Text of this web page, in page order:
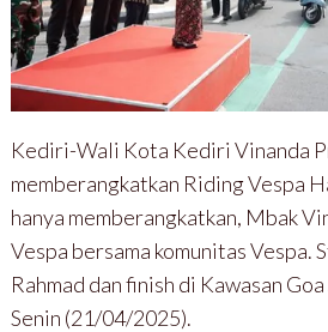
Kediri-Wali Kota Kediri Vinanda
memberangkatkan Riding Vespa
hanya memberangkatkan, Mbak
Vespa bersama komunitas Vespa.
Rahmad dan finish di Kawasan
Senin (21/04/2025).